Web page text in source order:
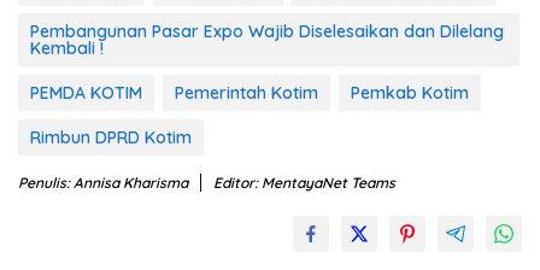
Pembangunan Pasar Expo Wajib Diselesaikan dan Dilelang
Kembali !
PEMDA KOTIM Pemerintah Kotim Pemkab Kotim
Rimbun DPRD Kotim
Penulis: Annisa Kharisma Editor: MentayaNet Teams